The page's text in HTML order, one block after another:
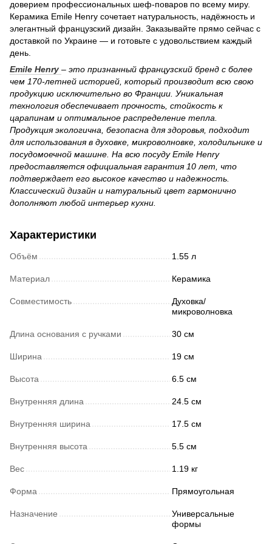
доверием профессиональных шеф-поваров по всему миру.
Керамика Emile Henry сочетает натуральность, надёжность и
элегантный французский дизайн. Заказывайте прямо сейчас с
доставкой по Украине — и готовьте с удовольствием каждый
день.
Emile Henry – это признанный французский бренд с более
чем 170-летней историей, который производит всю свою
продукцию исключительно во Франции. Уникальная
технология обеспечивает прочность, стойкость к
царапинам и оптимальное распределение тепла.
Продукция экологична, безопасна для здоровья, подходит
для использования в духовке, микроволновке, холодильнике и
посудомоечной машине. На всю посуду Emile Henry
предоставляется официальная гарантия 10 лет, что
подтверждает его высокое качество и надежность.
Классический дизайн и натуральный цвет гармонично
дополняют любой интерьер кухни.
Характеристики
Объём 1.55 л
Материал Керамика
Совместимость
Духовка/
микроволновка
Длина основания с ручками 30 см
Ширина 19 см
Высота 6.5 см
Внутренняя длина 24.5 см
Внутренняя ширина 17.5 см
Внутренняя высота 5.5 см
Вес 1.19 кг
Форма Прямоугольная
Назначение
Универсальные
формы